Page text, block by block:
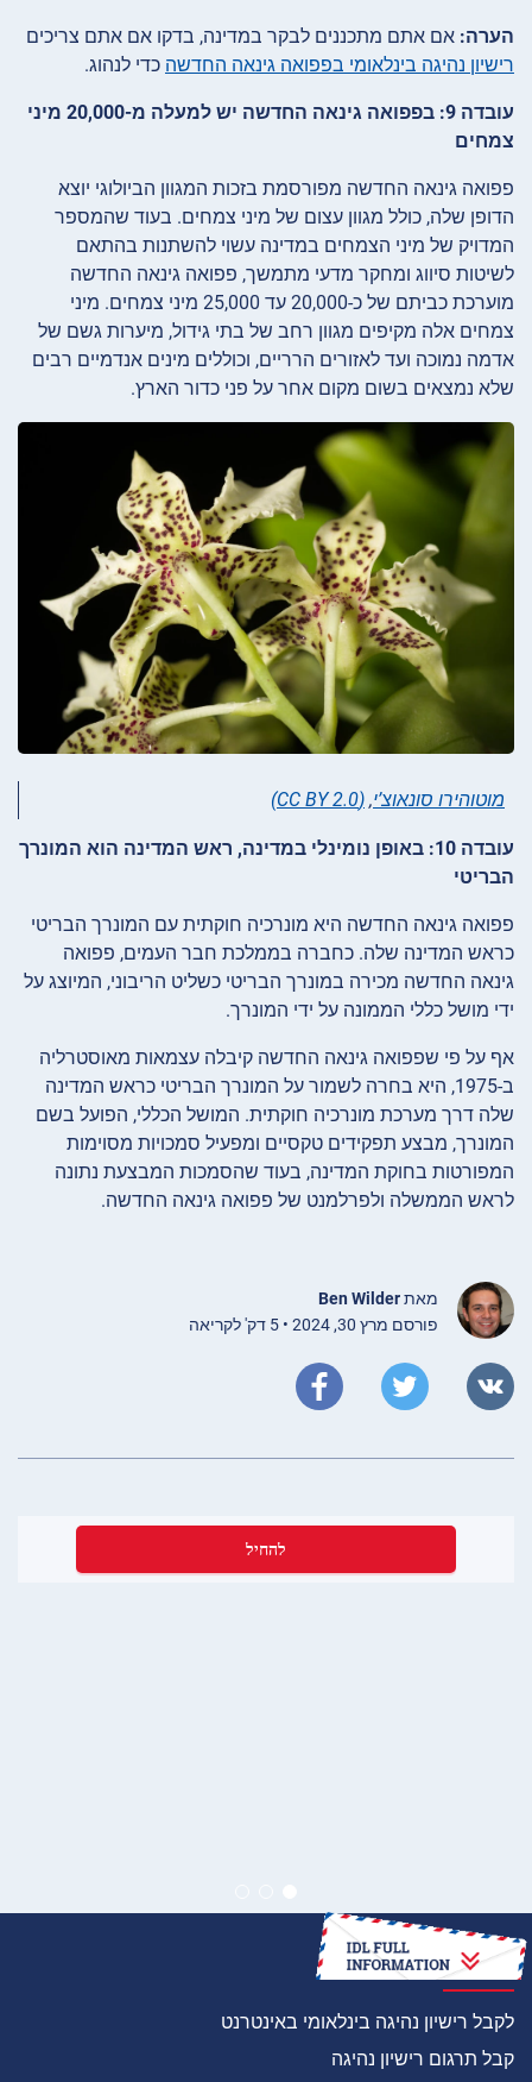
הערה: אם אתם מתכננים לבקר במדינה, בדקו אם אתם צריכים
רישיון נהיגה בינלאומי בפפואה גינאה החדשה כדי לנהוג.
עובדה 9: בפפואה גינאה החדשה יש למעלה מ-20,000 מיני
צמחים
פפואה גינאה החדשה מפורסמת בזכות המגוון הביולוגי יוצא
הדופן שלה, כולל מגוון עצום של מיני צמחים. בעוד שהמספר
המדויק של מיני הצמחים במדינה עשוי להשתנות בהתאם
לשיטות סיווג ומחקר מדעי מתמשך, פפואה גינאה החדשה
מוערכת כביתם של כ-20,000 עד 25,000 מיני צמחים. מיני
צמחים אלה מקיפים מגוון רחב של בתי גידול, מיערות גשם של
אדמה נמוכה ועד לאזורים הרריים, וכוללים מינים אנדמיים רבים
שלא נמצאים בשום מקום אחר על פני כדור הארץ.
מוטוהירו סונאוצ’י,
(CC BY 2.0)
עובדה 10: באופן נומינלי במדינה, ראש המדינה הוא המונרך
הבריטי
פפואה גינאה החדשה היא מונרכיה חוקתית עם המונרך הבריטי
כראש המדינה שלה. כחברה בממלכת חבר העמים, פפואה
גינאה החדשה מכירה במונרך הבריטי כשליט הריבוני, המיוצג על
ידי מושל כללי הממונה על ידי המונרך.
אף על פי שפפואה גינאה החדשה קיבלה עצמאות מאוסטרליה
ב-1975, היא בחרה לשמור על המונרך הבריטי כראש המדינה
שלה דרך מערכת מונרכיה חוקתית. המושל הכללי, הפועל בשם
המונרך, מבצע תפקידים טקסיים ומפעיל סמכויות מסוימות
המפורטות בחוקת המדינה, בעוד שהסמכות המבצעת נתונה
לראש הממשלה ולפרלמנט של פפואה גינאה החדשה.
מאתBen Wilder
פורסם מרץ 30, 2024 • 5 דק' לקריאה
להחיל
איך
לקבל רישיון נהיגה בינלאומי באינטרנט
קבל תרגום רישיון נהיגה